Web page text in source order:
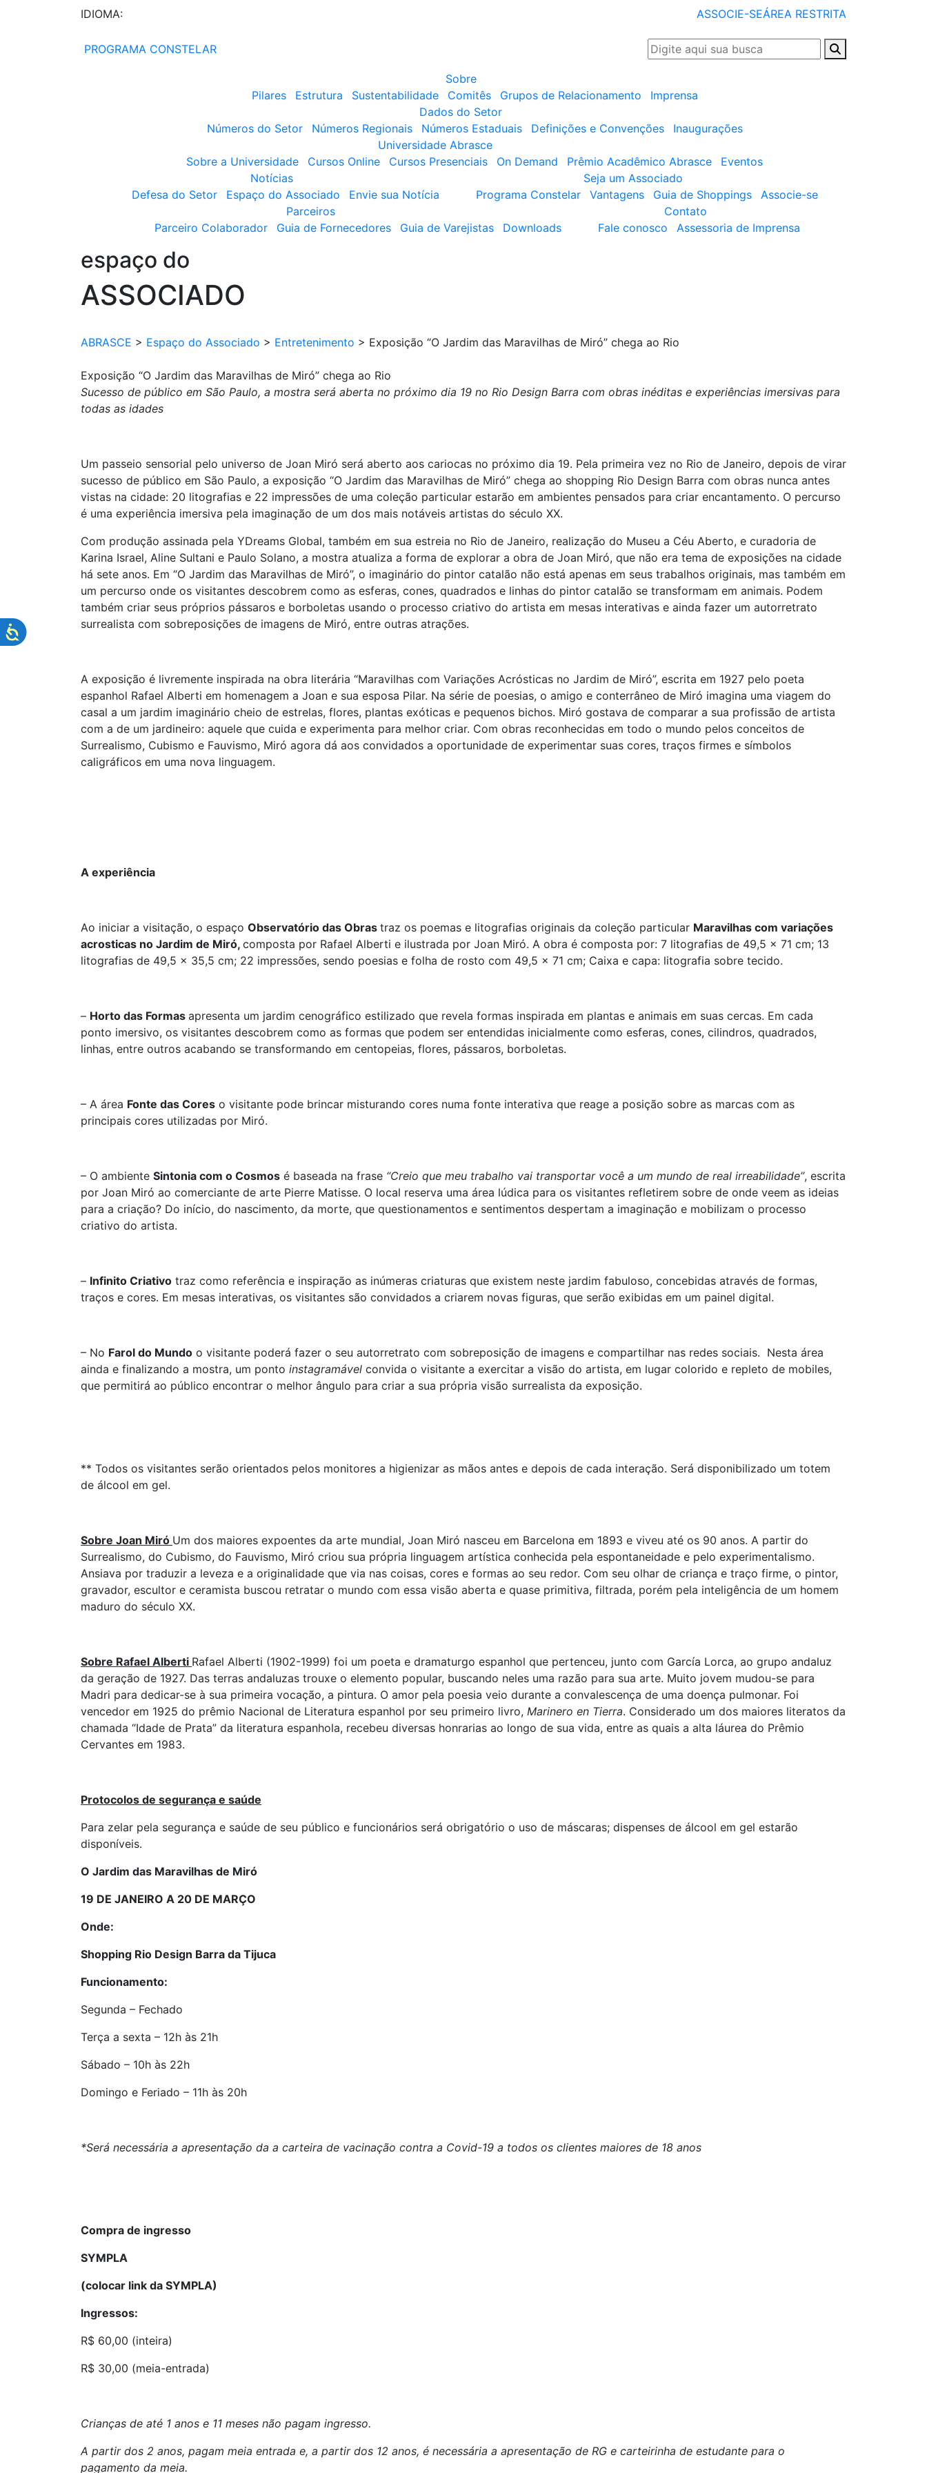
IDIOMA: ASSOCIE-SEÁREA RESTRITA
PROGRAMA CONSTELAR
Sobre
Pilares
Estrutura Sustentabilidade Comitês Grupos de Relacionamento
Imprensa
Dados do Setor
Números do Setor
Números Regionais Números Estaduais Definições e Convenções
Inaugurações
Universidade Abrasce
Sobre a Universidade
Cursos Online Cursos Presenciais On Demand Prêmio Acadêmico Abrasce
Eventos
Notícias
Defesa do Setor
Espaço do Associado Envie sua Notícia
Seja um Associado
Programa Constelar
Vantagens Guia de Shoppings
Associe-se
Parceiros
Parceiro Colaborador
Guia de Fornecedores Guia de Varejistas Downloads
Contato
Fale conosco
Assessoria de Imprensa
espaço do
ASSOCIADO
ABRASCE > Espaço do Associado > Entretenimento > Exposição “O Jardim das Maravilhas de Miró” chega ao Rio
Exposição “O Jardim das Maravilhas de Miró” chega ao Rio
Sucesso de público em São Paulo, a mostra será aberta no próximo dia 19 no Rio Design Barra com obras inéditas e experiências imersivas para
todas as idades
Um passeio sensorial pelo universo de Joan Miró será aberto aos cariocas no próximo dia 19. Pela primeira vez no Rio de Janeiro, depois de virar
sucesso de público em São Paulo, a exposição “O Jardim das Maravilhas de Miró” chega ao shopping Rio Design Barra com obras nunca antes
vistas na cidade: 20 litografias e 22 impressões de uma coleção particular estarão em ambientes pensados para criar encantamento. O percurso
é uma experiência imersiva pela imaginação de um dos mais notáveis artistas do século XX.
Com produção assinada pela YDreams Global, também em sua estreia no Rio de Janeiro, realização do Museu a Céu Aberto, e curadoria de
Karina Israel, Aline Sultani e Paulo Solano, a mostra atualiza a forma de explorar a obra de Joan Miró, que não era tema de exposições na cidade
há sete anos. Em “O Jardim das Maravilhas de Miró”, o imaginário do pintor catalão não está apenas em seus trabalhos originais, mas também em
um percurso onde os visitantes descobrem como as esferas, cones, quadrados e linhas do pintor catalão se transformam em animais. Podem
também criar seus próprios pássaros e borboletas usando o processo criativo do artista em mesas interativas e ainda fazer um autorretrato
surrealista com sobreposições de imagens de Miró, entre outras atrações.
A exposição é livremente inspirada na obra literária “Maravilhas com Variações Acrósticas no Jardim de Miró”, escrita em 1927 pelo poeta
espanhol Rafael Alberti em homenagem a Joan e sua esposa Pilar. Na série de poesias, o amigo e conterrâneo de Miró imagina uma viagem do
casal a um jardim imaginário cheio de estrelas, flores, plantas exóticas e pequenos bichos. Miró gostava de comparar a sua profissão de artista
com a de um jardineiro: aquele que cuida e experimenta para melhor criar. Com obras reconhecidas em todo o mundo pelos conceitos de
Surrealismo, Cubismo e Fauvismo, Miró agora dá aos convidados a oportunidade de experimentar suas cores, traços firmes e símbolos
caligráficos em uma nova linguagem.
A experiência
Ao iniciar a visitação, o espaço Observatório das Obras traz os poemas e litografias originais da coleção particular Maravilhas com variações
acrosticas no Jardim de Miró, composta por Rafael Alberti e ilustrada por Joan Miró. A obra é composta por: 7 litografias de 49,5 x 71 cm; 13
litografias de 49,5 x 35,5 cm; 22 impressões, sendo poesias e folha de rosto com 49,5 x 71 cm; Caixa e capa: litografia sobre tecido.
– Horto das Formas apresenta um jardim cenográfico estilizado que revela formas inspirada em plantas e animais em suas cercas. Em cada
ponto imersivo, os visitantes descobrem como as formas que podem ser entendidas inicialmente como esferas, cones, cilindros, quadrados,
linhas, entre outros acabando se transformando em centopeias, flores, pássaros, borboletas.
– A área Fonte das Cores o visitante pode brincar misturando cores numa fonte interativa que reage a posição sobre as marcas com as
principais cores utilizadas por Miró.
– O ambiente Sintonia com o Cosmos é baseada na frase “Creio que meu trabalho vai transportar você a um mundo de real irreabilidade”, escrita
por Joan Miró ao comerciante de arte Pierre Matisse. O local reserva uma área lúdica para os visitantes refletirem sobre de onde veem as ideias
para a criação? Do início, do nascimento, da morte, que questionamentos e sentimentos despertam a imaginação e mobilizam o processo
criativo do artista.
– Infinito Criativo traz como referência e inspiração as inúmeras criaturas que existem neste jardim fabuloso, concebidas através de formas,
traços e cores. Em mesas interativas, os visitantes são convidados a criarem novas figuras, que serão exibidas em um painel digital.
– No Farol do Mundo o visitante poderá fazer o seu autorretrato com sobreposição de imagens e compartilhar nas redes sociais. Nesta área
ainda e finalizando a mostra, um ponto instagramável convida o visitante a exercitar a visão do artista, em lugar colorido e repleto de mobiles,
que permitirá ao público encontrar o melhor ângulo para criar a sua própria visão surrealista da exposição.
** Todos os visitantes serão orientados pelos monitores a higienizar as mãos antes e depois de cada interação. Será disponibilizado um totem
de álcool em gel.
Sobre Joan Miró Um dos maiores expoentes da arte mundial, Joan Miró nasceu em Barcelona em 1893 e viveu até os 90 anos. A partir do
Surrealismo, do Cubismo, do Fauvismo, Miró criou sua própria linguagem artística conhecida pela espontaneidade e pelo experimentalismo.
Ansiava por traduzir a leveza e a originalidade que via nas coisas, cores e formas ao seu redor. Com seu olhar de criança e traço firme, o pintor,
gravador, escultor e ceramista buscou retratar o mundo com essa visão aberta e quase primitiva, filtrada, porém pela inteligência de um homem
maduro do século XX.
Sobre Rafael Alberti Rafael Alberti (1902-1999) foi um poeta e dramaturgo espanhol que pertenceu, junto com García Lorca, ao grupo andaluz
da geração de 1927. Das terras andaluzas trouxe o elemento popular, buscando neles uma razão para sua arte. Muito jovem mudou-se para
Madri para dedicar-se à sua primeira vocação, a pintura. O amor pela poesia veio durante a convalescença de uma doença pulmonar. Foi
vencedor em 1925 do prêmio Nacional de Literatura espanhol por seu primeiro livro, Marinero en Tierra. Considerado um dos maiores literatos da
chamada “Idade de Prata” da literatura espanhola, recebeu diversas honrarias ao longo de sua vida, entre as quais a alta láurea do Prêmio
Cervantes em 1983.
Protocolos de segurança e saúde
Para zelar pela segurança e saúde de seu público e funcionários será obrigatório o uso de máscaras; dispenses de álcool em gel estarão
disponíveis.
O Jardim das Maravilhas de Miró
19 DE JANEIRO A 20 DE MARÇO
Onde:
Shopping Rio Design Barra da Tijuca
Funcionamento:
Segunda – Fechado
Terça a sexta – 12h às 21h
Sábado – 10h às 22h
Domingo e Feriado – 11h às 20h
*Será necessária a apresentação da a carteira de vacinação contra a Covid-19 a todos os clientes maiores de 18 anos
Compra de ingresso
SYMPLA
(colocar link da SYMPLA)
Ingressos:
R$ 60,00 (inteira)
R$ 30,00 (meia-entrada)
Crianças de até 1 anos e 11 meses não pagam ingresso.
A partir dos 2 anos, pagam meia entrada e, a partir dos 12 anos, é necessária a apresentação de RG e carteirinha de estudante para o
pagamento da meia.